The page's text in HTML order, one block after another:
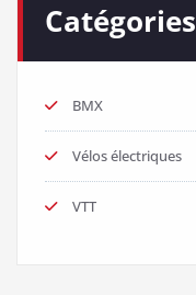
Catégories
BMX
Vélos électriques
VTT